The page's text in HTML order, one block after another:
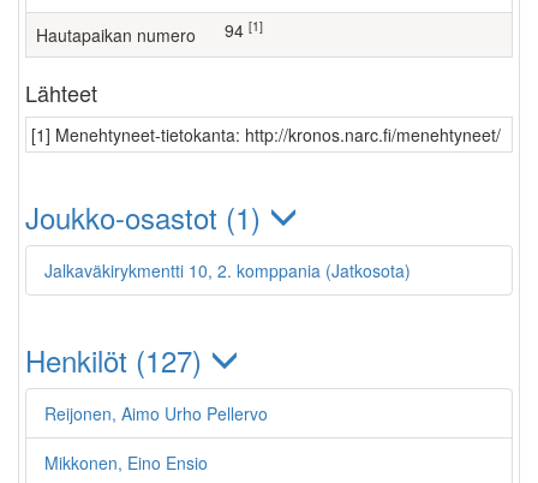
Hautapaikan numero 94 [1]
Lähteet
[1] Menehtyneet-tietokanta: http://kronos.narc.fi/menehtyneet/
Joukko-osastot (1)
Jalkaväkirykmentti 10, 2. komppania (Jatkosota)
Henkilöt (127)
Reijonen, Aimo Urho Pellervo
Mikkonen, Eino Ensio